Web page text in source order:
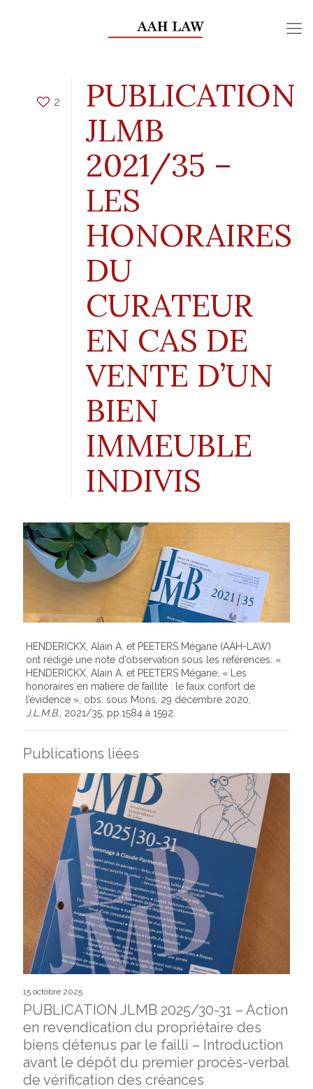
2
PUBLICATION
JLMB
2021/35 –
LES
HONORAIRES
DU
CURATEUR
EN CAS DE
VENTE D’UN
BIEN
IMMEUBLE
INDIVIS
HENDERICKX, Alain A. et PEETERS Mégane (AAH-LAW)
ont rédigé une note d’observation sous les références: «
HENDERICKX, Alain A. et PEETERS Mégane, « Les
honoraires en matière de faillite : le faux confort de
l’évidence », obs. sous Mons, 29 décembre 2020,
J.L.M.B., 2021/35, pp.1584 à 1592.
Publications liées
15 octobre 2025
PUBLICATION JLMB 2025/30-31 – Action
en revendication du propriétaire des
biens détenus par le failli – Introduction
avant le dépôt du premier procès-verbal
de vérification des créances